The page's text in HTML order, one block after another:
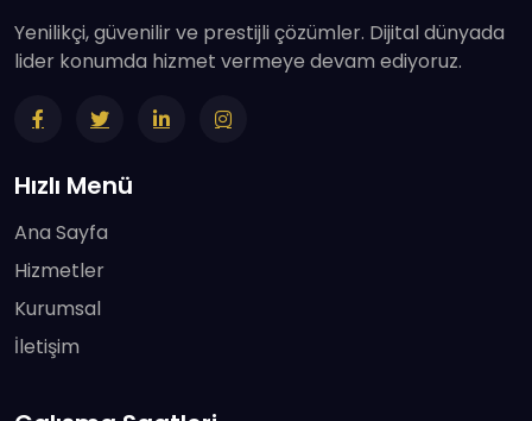
Yenilikçi, güvenilir ve prestijli çözümler. Dijital dünyada
lider konumda hizmet vermeye devam ediyoruz.
Hızlı Menü
Ana Sayfa
Hizmetler
Kurumsal
İletişim